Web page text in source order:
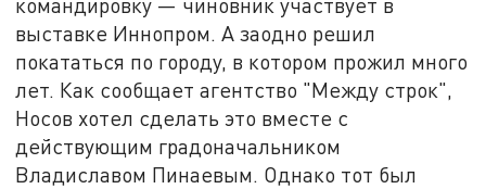
командировку — чиновник участвует в
выставке Иннопром. А заодно решил
покататься по городу, в котором прожил много
лет. Как сообщает агентство "Между строк",
Носов хотел сделать это вместе с
действующим градоначальником
Владиславом Пинаевым. Однако тот был